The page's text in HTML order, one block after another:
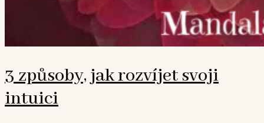
3 způsoby, jak rozvíjet svoji
intuici